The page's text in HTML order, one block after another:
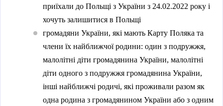
a
l
)
r
n
a
l
)
приїхали до Польщі з України з 24.02.2022 року і
хочуть залишитися в Польщі
громадяни України, які мають Карту Поляка та
члени їх найближчої родини: один з подружжя,
малолітні діти громадянина України, малолітні
діти одного з подружжя громадянина України,
інші найближчі родичі, які проживали разом як
одна родина з громадянином України або з одним